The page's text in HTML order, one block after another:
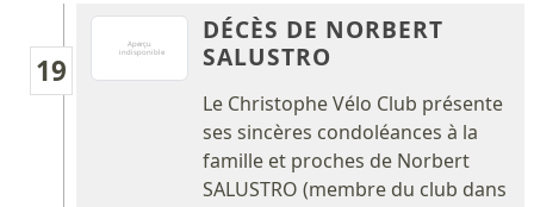
19
DÉCÈS DE NORBERT
SALUSTRO
Le Christophe Vélo Club présente
ses sincères condoléances à la
famille et proches de Norbert
SALUSTRO (membre du club dans